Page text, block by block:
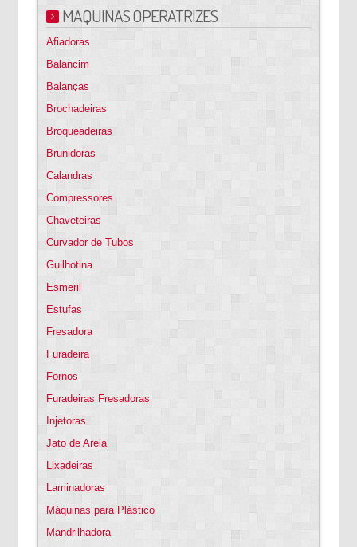
MAQUINAS OPERATRIZES
Afiadoras
Balancim
Balanças
Brochadeiras
Broqueadeiras
Brunidoras
Calandras
Compressores
Chaveteiras
Curvador de Tubos
Guilhotina
Esmeril
Estufas
Fresadora
Furadeira
Fornos
Furadeiras Fresadoras
Injetoras
Jato de Areia
Lixadeiras
Laminadoras
Máquinas para Plástico
Mandrilhadora